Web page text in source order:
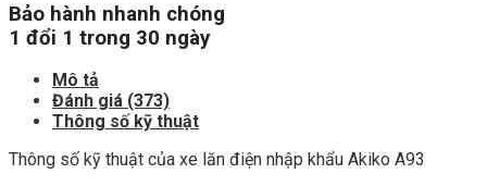
Bảo hành nhanh chóng
1 đổi 1 trong 30 ngày
Mô tả
Đánh giá (373)
Thông số kỹ thuật
Thông số kỹ thuật của xe lăn điện nhập khẩu Akiko A93